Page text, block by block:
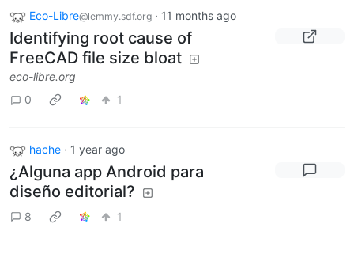
Eco-Libre@lemmy.sdf.org · 11 months ago
Identifying root cause of
FreeCAD file size bloat
eco-libre.org
0
1
hache · 1 year ago
¿Alguna app Android para
diseño editorial?
8 1